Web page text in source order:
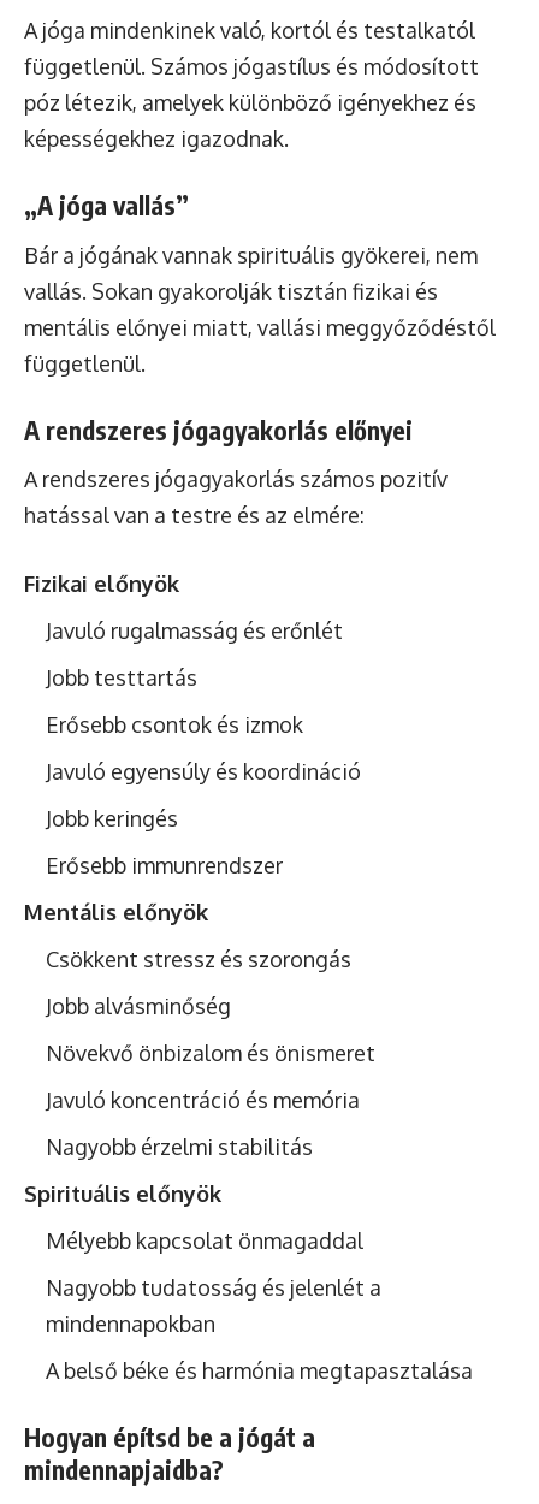
A jóga mindenkinek való, kortól és testalkatól
függetlenül. Számos jógastílus és módosított
póz létezik, amelyek különböző igényekhez és
képességekhez igazodnak.
„A jóga vallás”
Bár a jógának vannak spirituális gyökerei, nem
vallás. Sokan gyakorolják tisztán fizikai és
mentális előnyei miatt, vallási meggyőződéstől
függetlenül.
A rendszeres jógagyakorlás előnyei
A rendszeres jógagyakorlás számos pozitív
hatással van a testre és az elmére:
Fizikai előnyök
Javuló rugalmasság és erőnlét
Jobb testtartás
Erősebb csontok és izmok
Javuló egyensúly és koordináció
Jobb keringés
Erősebb immunrendszer
Mentális előnyök
Csökkent stressz és szorongás
Jobb alvásminőség
Növekvő önbizalom és önismeret
Javuló koncentráció és memória
Nagyobb érzelmi stabilitás
Spirituális előnyök
Mélyebb kapcsolat önmagaddal
Nagyobb tudatosság és jelenlét a
mindennapokban
A belső béke és harmónia megtapasztalása
Hogyan építsd be a jógát a
mindennapjaidba?